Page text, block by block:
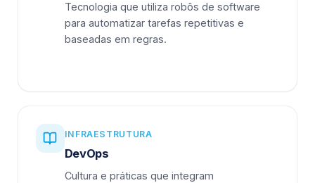
Tecnologia que utiliza robôs de software
para automatizar tarefas repetitivas e
baseadas em regras.
INFRAESTRUTURA
DevOps
Cultura e práticas que integram